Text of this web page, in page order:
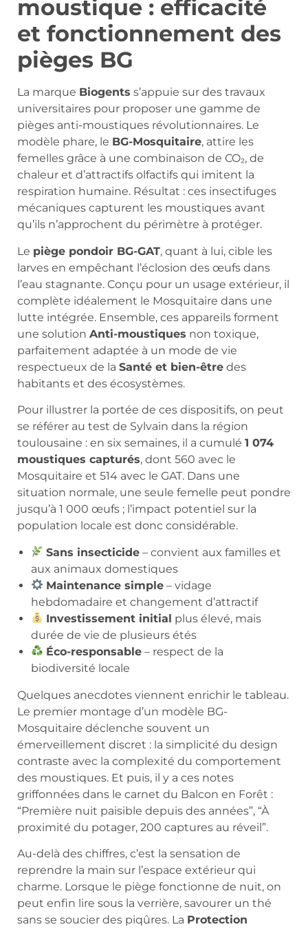
moustique : efficacité
et fonctionnement des
pièges BG
La marque Biogents s’appuie sur des travaux
universitaires pour proposer une gamme de
pièges anti-moustiques révolutionnaires. Le
modèle phare, le BG-Mosquitaire, attire les
femelles grâce à une combinaison de CO₂, de
chaleur et d’attractifs olfactifs qui imitent la
respiration humaine. Résultat : ces insectifuges
mécaniques capturent les moustiques avant
qu’ils n’approchent du périmètre à protéger.
Le piège pondoir BG-GAT, quant à lui, cible les
larves en empêchant l’éclosion des œufs dans
l’eau stagnante. Conçu pour un usage extérieur, il
complète idéalement le Mosquitaire dans une
lutte intégrée. Ensemble, ces appareils forment
une solution Anti-moustiques non toxique,
parfaitement adaptée à un mode de vie
respectueux de la Santé et bien-être des
habitants et des écosystèmes.
Pour illustrer la portée de ces dispositifs, on peut
se référer au test de Sylvain dans la région
toulousaine : en six semaines, il a cumulé 1 074
moustiques capturés, dont 560 avec le
Mosquitaire et 514 avec le GAT. Dans une
situation normale, une seule femelle peut pondre
jusqu’à 1 000 œufs ; l’impact potentiel sur la
population locale est donc considérable.
Sans insecticide – convient aux familles et
aux animaux domestiques
Maintenance simple – vidage
hebdomadaire et changement d’attractif
Investissement initial plus élevé, mais
durée de vie de plusieurs étés
Éco-responsable – respect de la
biodiversité locale
Quelques anecdotes viennent enrichir le tableau.
Le premier montage d’un modèle BG-
Mosquitaire déclenche souvent un
émerveillement discret : la simplicité du design
contraste avec la complexité du comportement
des moustiques. Et puis, il y a ces notes
griffonnées dans le carnet du Balcon en Forêt :
“Première nuit paisible depuis des années”, “À
proximité du potager, 200 captures au réveil”.
Au-delà des chiffres, c’est la sensation de
reprendre la main sur l’espace extérieur qui
charme. Lorsque le piège fonctionne de nuit, on
peut enfin lire sous la verrière, savourer un thé
sans se soucier des piqûres. La Protection